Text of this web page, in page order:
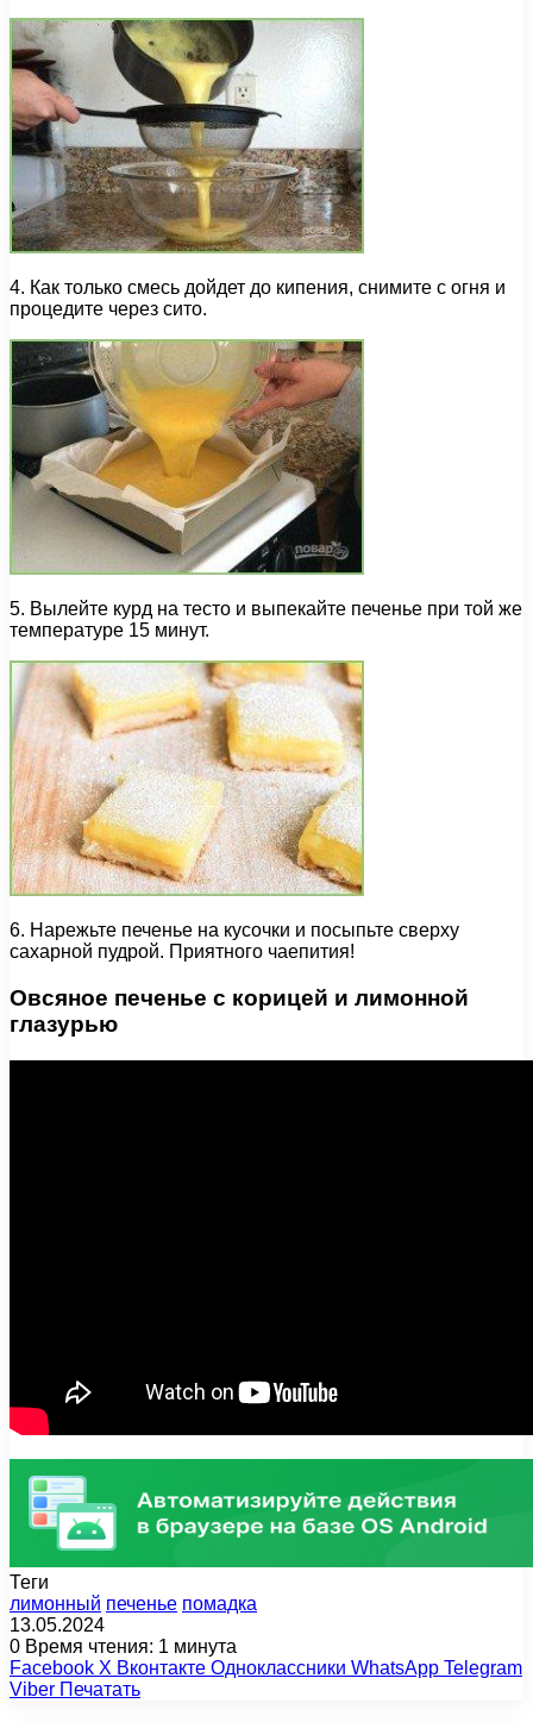
4. Как только смесь дойдет до кипения, снимите с огня и
процедите через сито.
5. Вылейте курд на тесто и выпекайте печенье при той же
температуре 15 минут.
6. Нарежьте печенье на кусочки и посыпьте сверху
сахарной пудрой. Приятного чаепития!
Овсяное печенье с корицей и лимонной
глазурью
Теги
лимонный печенье помадка
13.05.2024
0 Время чтения: 1 минута
Facebook X Вконтакте Одноклассники WhatsApp Telegram
Viber Печатать